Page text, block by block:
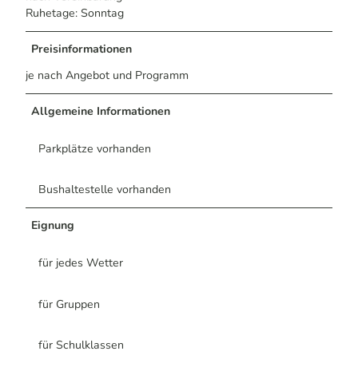
Ruhetage: Sonntag
Preisinformationen
je nach Angebot und Programm
Allgemeine Informationen
Parkplätze vorhanden
Bushaltestelle vorhanden
Eignung
für jedes Wetter
für Gruppen
für Schulklassen